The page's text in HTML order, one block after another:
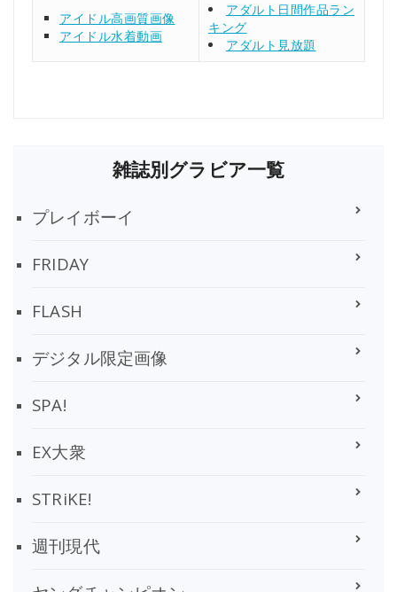
アイドル高画質画像
アイドル水着動画
アダルト日間作品ラン
キング
アダルト見放題
雑誌別グラビア一覧
プレイボーイ
FRIDAY
FLASH
デジタル限定画像
SPA!
EX大衆
STRiKE!
週刊現代